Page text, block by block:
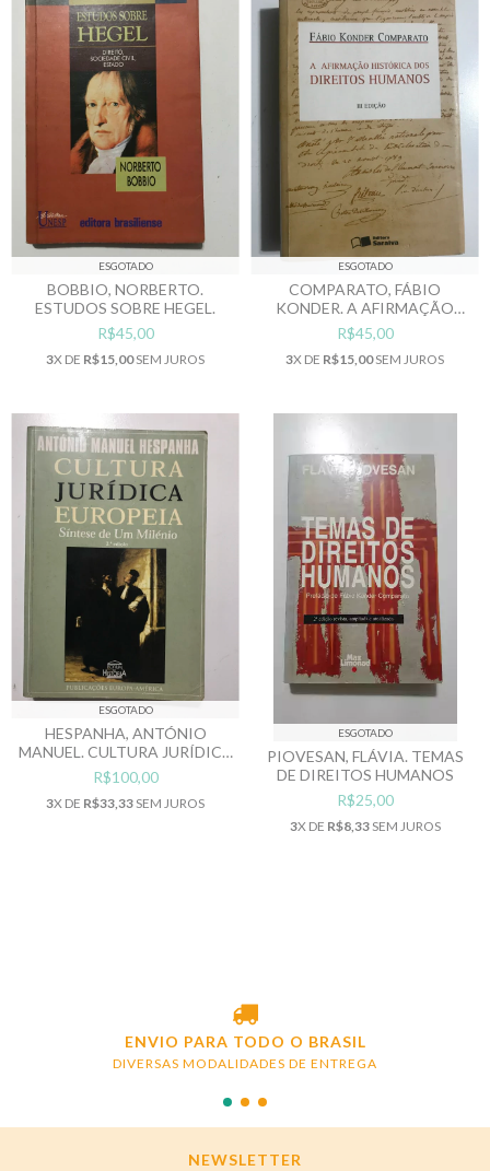
ESGOTADO
BOBBIO, NORBERTO.
ESTUDOS SOBRE HEGEL.
R$45,00
3X DE R$15,00SEM JUROS
ESGOTADO
COMPARATO, FÁBIO
KONDER. A AFIRMAÇÃO
HISTÓRICA DOS DIREITOS
HUMANOS
R$45,00
3X DE R$15,00SEM JUROS
ESGOTADO
HESPANHA, ANTÓNIO
MANUEL. CULTURA JURÍDICA
EUROPEIA: SÍNTESE DE UM
MILÊNIO
R$100,00
3X DE R$33,33 SEM JUROS
ESGOTADO
PIOVESAN, FLÁVIA. TEMAS
DE DIREITOS HUMANOS
R$25,00
3X DE R$8,33SEM JUROS
ENVIO PARA TODO O BRASIL
DIVERSAS MODALIDADES DE ENTREGA
NEWSLETTER